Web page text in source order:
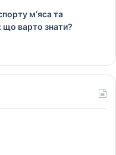
м’яса та
що варто знати?